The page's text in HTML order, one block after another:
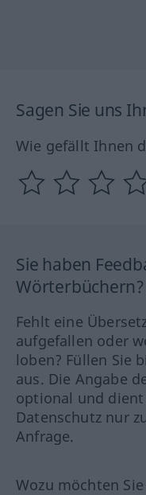
Sagen Sie uns
Wie gefällt Ihnen
Sie haben
Wörterbüchern?
Fehlt eine
aufgefallen oder
loben? Füllen Sie
aus. Die Angabe
optional und
Datenschutz nur
Anfrage.
Wozu möchten